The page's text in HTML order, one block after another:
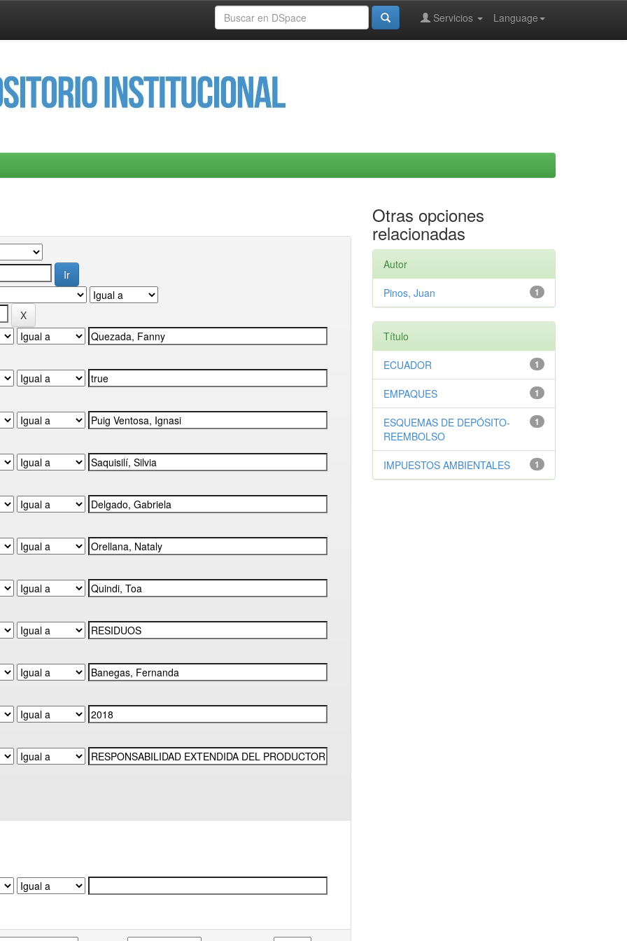
Language
Servicios
Otras opciones
relacionadas
Autor
1
Pinos, Juan
Título
1
ECUADOR
1
EMPAQUES
1
ESQUEMAS DE DEPÓSITO-
REEMBOLSO
1
IMPUESTOS AMBIENTALES